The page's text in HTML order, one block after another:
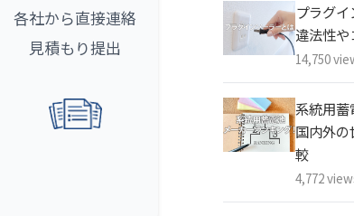
各社から直接連絡
見積もり提出
プラグイ
違法性や
14,750
系統用蓄
国内外の
較
4,772